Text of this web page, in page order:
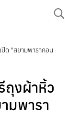
ด "สยามพารากอน
ถุงผ้าหิ้ว
มพารา